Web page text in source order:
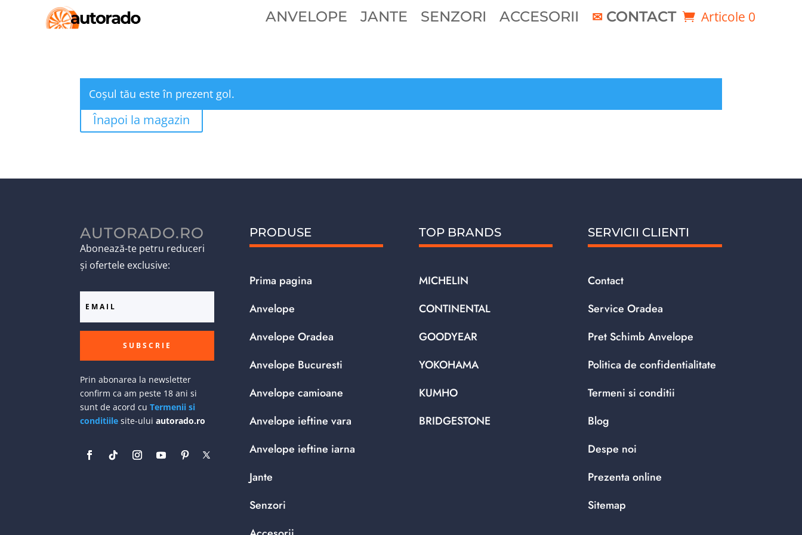
ANVELOPE JANTE SENZORI ACCESORII CONTACT Articole 0
Coșul tău este în prezent gol.
Înapoi la magazin
AUTORADO.RO
Abonează-te petru reduceri
și ofertele exclusive:
SUBSCRIE
Prin abonarea la newsletter
confirm ca am peste 18 ani si
sunt de acord cuTermenii si
conditiile site-uluiautorado.ro
PRODUSE
Prima pagina
Anvelope
Anvelope Oradea
Anvelope Bucuresti
Anvelope camioane
Anvelope ieftine vara
Anvelope ieftine iarna
Jante
Senzori
TOP BRANDS
MICHELIN
CONTINENTAL
GOODYEAR
YOKOHAMA
KUMHO
BRIDGESTONE
SERVICII CLIENTI
Contact
Service Oradea
Pret Schimb Anvelope
Politica de confidentialitate
Termeni si conditii
Blog
Despe noi
Prezenta online
Sitemap